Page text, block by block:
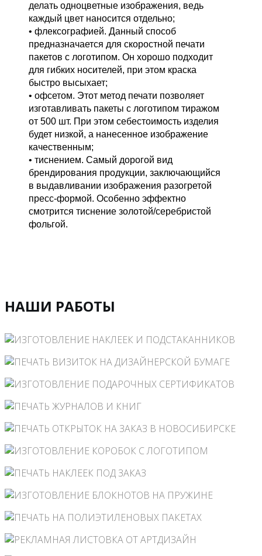
делать одноцветные изображения, ведь
каждый цвет наносится отдельно;
• флексографией. Данный способ
предназначается для скоростной печати
пакетов с логотипом. Он хорошо подходит
для гибких носителей, при этом краска
быстро высыхает;
• офсетом. Этот метод печати позволяет
изготавливать пакеты с логотипом тиражом
от 500 шт. При этом себестоимость изделия
будет низкой, а нанесенное изображение
качественным;
• тиснением. Самый дорогой вид
брендирования продукции, заключающийся
в выдавливании изображения разогретой
пресс-формой. Особенно эффектно
смотрится тиснение золотой/серебристой
фольгой.
НАШИ РАБОТЫ